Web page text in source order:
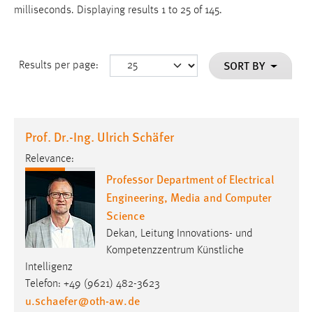
milliseconds. Displaying results 1 to 25 of 145.
Results per page: SORT BY
Prof. Dr.-Ing. Ulrich Schäfer
Relevance:
Professor Department of Electrical
Engineering, Media and Computer
Science
Dekan, Leitung Innovations- und
Kompetenzzentrum Künstliche
Intelligenz
Telefon: +49 (9621) 482-3623
u.schaefer@oth-aw.de